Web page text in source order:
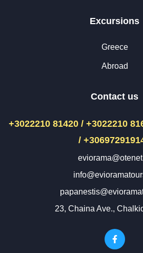
Excursions
Greece
Abroad
Contact us
+3022210 81420 / +3022210
/
23, Chaina Ave.,